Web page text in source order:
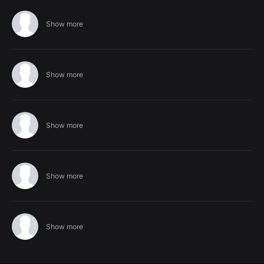
Show more
Show more
Show more
Show more
Show more